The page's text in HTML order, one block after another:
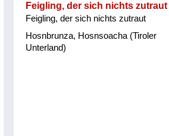
Feigling, der sich nichts zutraut
Feigling, der sich nichts zutraut
Hosnbrunza, Hosnsoacha (Tiroler
Unterland)